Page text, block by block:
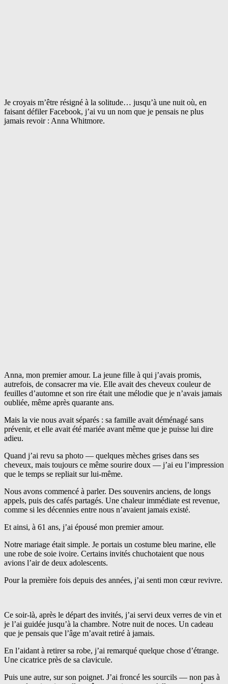
Je croyais m’être résigné à la solitude… jusqu’à une nuit où, en
faisant défiler Facebook, j’ai vu un nom que je pensais ne plus
jamais revoir : Anna Whitmore.
Anna, mon premier amour. La jeune fille à qui j’avais promis,
autrefois, de consacrer ma vie. Elle avait des cheveux couleur de
feuilles d’automne et son rire était une mélodie que je n’avais jamais
oubliée, même après quarante ans.
Mais la vie nous avait séparés : sa famille avait déménagé sans
prévenir, et elle avait été mariée avant même que je puisse lui dire
adieu.
Quand j’ai revu sa photo — quelques mèches grises dans ses
cheveux, mais toujours ce même sourire doux — j’ai eu l’impression
que le temps se repliait sur lui-même.
Nous avons commencé à parler. Des souvenirs anciens, de longs
appels, puis des cafés partagés. Une chaleur immédiate est revenue,
comme si les décennies entre nous n’avaient jamais existé.
Et ainsi, à 61 ans, j’ai épousé mon premier amour.
Notre mariage était simple. Je portais un costume bleu marine, elle
une robe de soie ivoire. Certains invités chuchotaient que nous
avions l’air de deux adolescents.
Pour la première fois depuis des années, j’ai senti mon cœur revivre.
Ce soir-là, après le départ des invités, j’ai servi deux verres de vin et
je l’ai guidée jusqu’à la chambre. Notre nuit de noces. Un cadeau
que je pensais que l’âge m’avait retiré à jamais.
En l’aidant à retirer sa robe, j’ai remarqué quelque chose d’étrange.
Une cicatrice près de sa clavicule.
Puis une autre, sur son poignet. J’ai froncé les sourcils — non pas à